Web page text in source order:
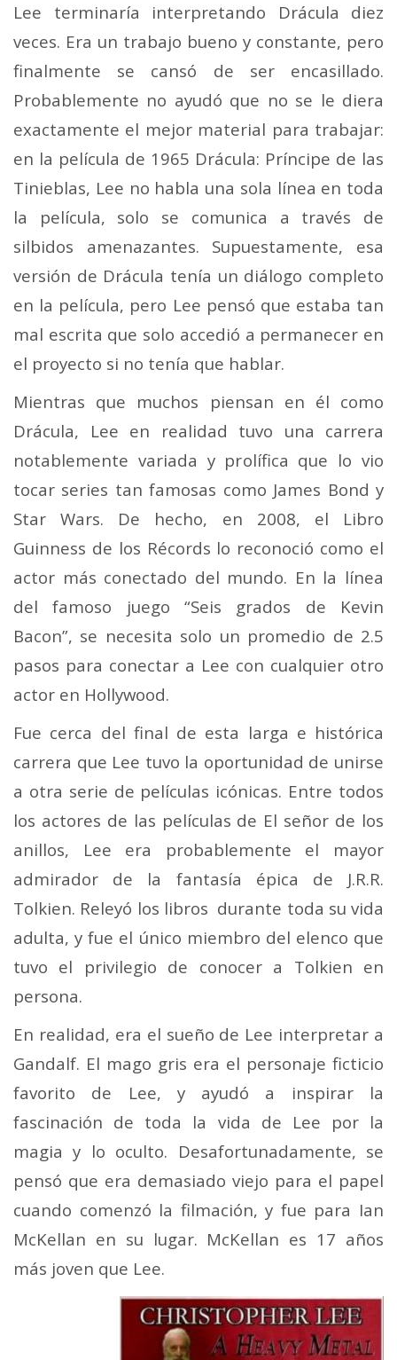
Lee terminaría interpretando Drácula diez
veces. Era un trabajo bueno y constante, pero
finalmente se cansó de ser encasillado.
Probablemente no ayudó que no se le diera
exactamente el mejor material para trabajar:
en la película de 1965 Drácula: Príncipe de las
Tinieblas, Lee no habla una sola línea en toda
la película, solo se comunica a través de
silbidos amenazantes. Supuestamente, esa
versión de Drácula tenía un diálogo completo
en la película, pero Lee pensó que estaba tan
mal escrita que solo accedió a permanecer en
el proyecto si no tenía que hablar.
Mientras que muchos piensan en él como
Drácula, Lee en realidad tuvo una carrera
notablemente variada y prolífica que lo vio
tocar series tan famosas como James Bond y
Star Wars. De hecho, en 2008, el Libro
Guinness de los Récords lo reconoció como el
actor más conectado del mundo. En la línea
del famoso juego “Seis grados de Kevin
Bacon”, se necesita solo un promedio de 2.5
pasos para conectar a Lee con cualquier otro
actor en Hollywood.
Fue cerca del final de esta larga e histórica
carrera que Lee tuvo la oportunidad de unirse
a otra serie de películas icónicas. Entre todos
los actores de las películas de El señor de los
anillos, Lee era probablemente el mayor
admirador de la fantasía épica de J.R.R.
Tolkien. Releyó los libros durante toda su vida
adulta, y fue el único miembro del elenco que
tuvo el privilegio de conocer a Tolkien en
persona.
En realidad, era el sueño de Lee interpretar a
Gandalf. El mago gris era el personaje ficticio
favorito de Lee, y ayudó a inspirar la
fascinación de toda la vida de Lee por la
magia y lo oculto. Desafortunadamente, se
pensó que era demasiado viejo para el papel
cuando comenzó la filmación, y fue para Ian
McKellan en su lugar. McKellan es 17 años
más joven que Lee.